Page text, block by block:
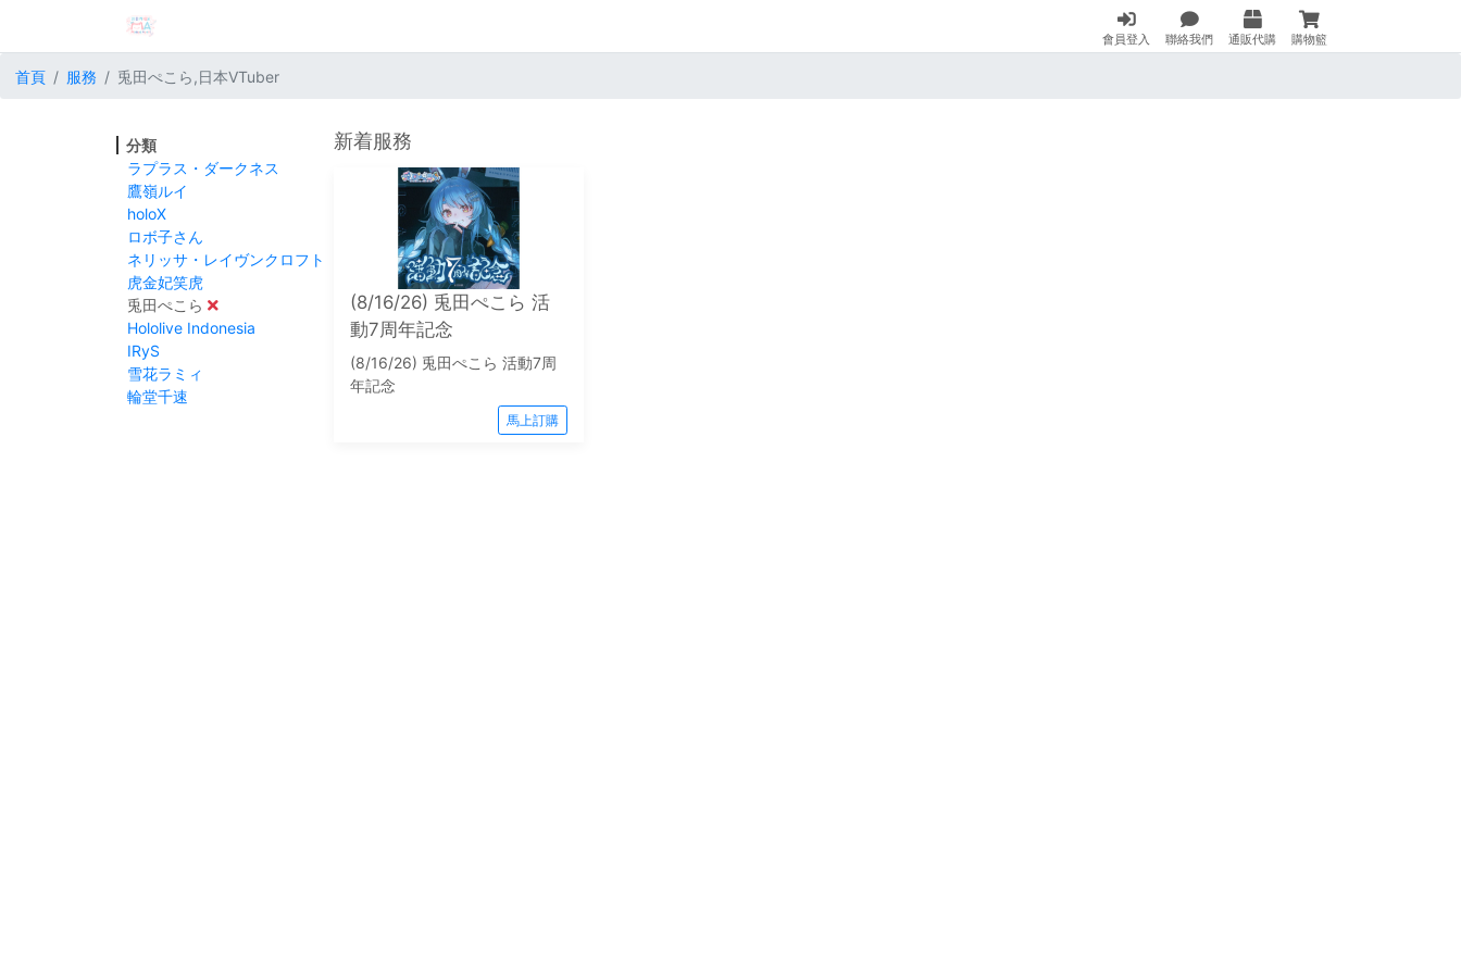
會員登入 聯絡我們 通販代購 購物籃
首頁 服務 兎田ぺこら,日本VTuber
分類
ラプラス・ダークネス
鷹嶺ルイ
holoX
ロボ子さん
ネリッサ・レイヴンクロフト
虎金妃笑虎
兎田ぺこら
Hololive Indonesia
IRyS
雪花ラミィ
輪堂千速
新着服務
(8/16/26) 兎田ぺこら 活
動7周年記念
(8/16/26) 兎田ぺこら 活動7周
年記念
馬上訂購